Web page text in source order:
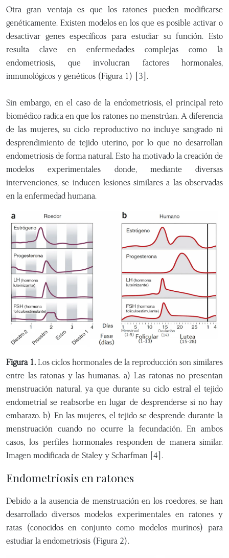
Otra gran ventaja es que los ratones pueden modificarse
genéticamente. Existen modelos en los que es posible activar o
desactivar genes específicos para estudiar su función. Esto
resulta clave en enfermedades complejas como la
endometriosis, que involucran factores hormonales,
inmunológicos y genéticos (Figura 1) [3].
Sin embargo, en el caso de la endometriosis, el principal reto
biomédico radica en que los ratones no menstrúan. A diferencia
de las mujeres, su ciclo reproductivo no incluye sangrado ni
desprendimiento de tejido uterino, por lo que no desarrollan
endometriosis de forma natural. Esto ha motivado la creación de
modelos experimentales donde, mediante diversas
intervenciones, se inducen lesiones similares a las observadas
en la enfermedad humana.
Figura 1. Los ciclos hormonales de la reproducción son similares
entre las ratonas y las humanas. a) Las ratonas no presentan
menstruación natural, ya que durante su ciclo estral el tejido
endometrial se reabsorbe en lugar de desprenderse si no hay
embarazo. b) En las mujeres, el tejido se desprende durante la
menstruación cuando no ocurre la fecundación. En ambos
casos, los perfiles hormonales responden de manera similar.
Imagen modificada de Staley y Scharfman [4].
Endometriosis en ratones
Debido a la ausencia de menstruación en los roedores, se han
desarrollado diversos modelos experimentales en ratones y
ratas (conocidos en conjunto como modelos murinos) para
estudiar la endometriosis (Figura 2).